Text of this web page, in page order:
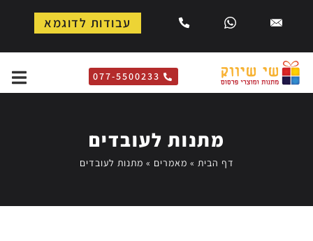
עבודות לדוגמא
077-5500233
מתנות לעובדים
דף הבית » מאמרים » מתנות לעובדים